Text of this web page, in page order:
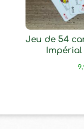
Jeu de 54